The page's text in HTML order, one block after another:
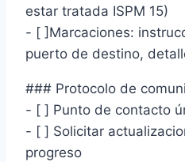
estar tratada ISPM 15)
- [ ]Marcaciones:
puerto de destino,
### Protocolo de
- [ ] Punto de contacto
- [ ] Solicitar
progreso